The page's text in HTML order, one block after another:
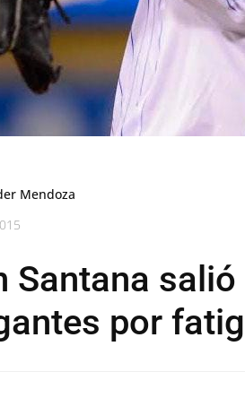
Mendoza
Santana
por